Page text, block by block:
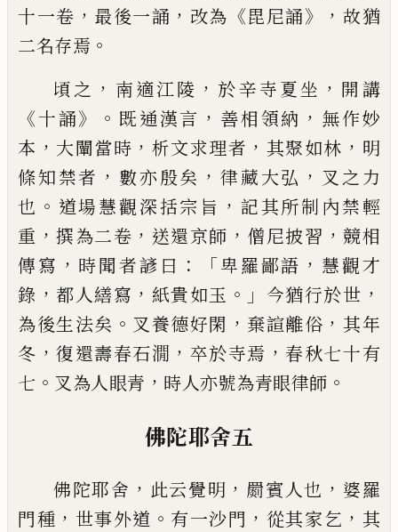
十一卷 ， 最後一誦 ， 改為 《毘尼誦》，故猶
二名存焉 。
頃之 ， 南適江陵 ， 於辛寺夏坐 ， 開講
《十誦》。 既通漢言 ， 善相領納 ， 無作妙
本 ， 大闡當時 ， 析文求理者 ， 其聚如林 ， 明
條知禁者 ， 數亦殷矣 ， 律藏大弘 ， 叉之力
也 。 道場慧觀深括宗旨 ， 記其所制 內禁輕
重 ，撰為二卷 ， 送還京師 ， 僧尼披習 ，競相
傳寫 ， 時聞者諺曰 ：「卑羅鄙語 ， 慧觀才
錄 ， 都人繕寫 ， 紙貴如玉 。」 今猶行於世 ，
為後生法矣 。 叉養德好閑 ， 棄諠離俗 ，其年
冬 ，復還壽春石㵎 ， 卒於寺焉 ， 春秋七十有
七 。 叉為人眼青 ， 時人亦號為青眼律師 。
佛陀耶舍五
佛陀耶舍 ， 此云覺明 ， 罽賓人也 ， 婆羅
門種 ， 世事外道 。 有一沙門 ， 從其家乞 ， 其